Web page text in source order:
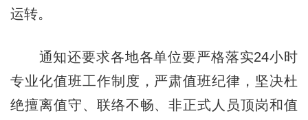
运转。
通知还要求各地各单位要严格落实24小时
专业化值班工作制度，严肃值班纪律，坚决杜
绝擅离值守、联络不畅、非正式人员顶岗和值